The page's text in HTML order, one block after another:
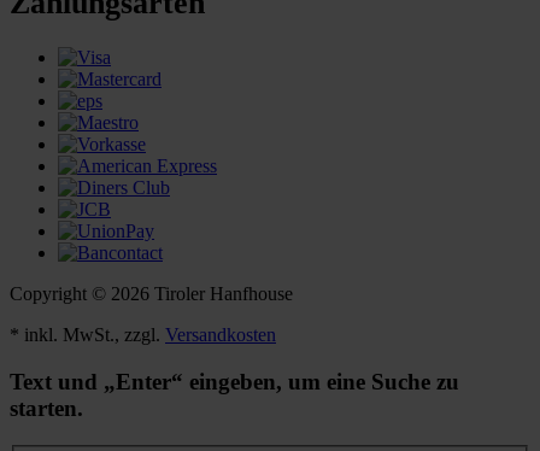
Copyright © 2026 Tiroler Hanfhouse
* inkl. MwSt., zzgl. Versandkosten
Text und „Enter“ eingeben, um eine Suche zu
starten.